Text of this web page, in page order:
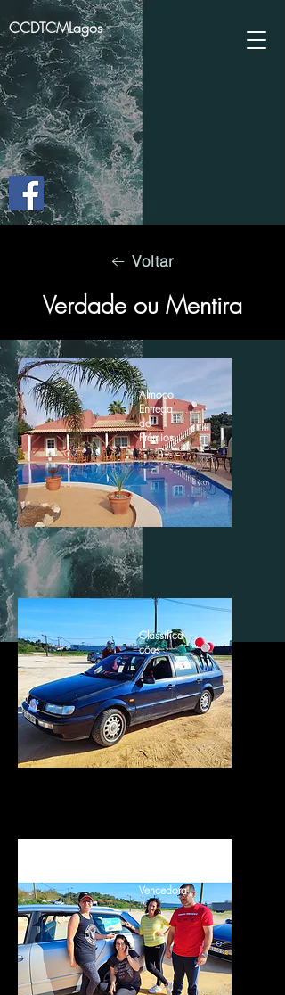
CCDTCMLagos
Voltar
Verdade ou Mentira
Almoço
Entrega
de
Prémios
Classifica
ções
Vencedora